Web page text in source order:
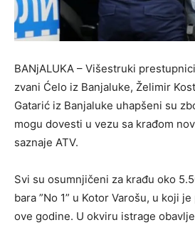
BANjALUKA – Višestruki
zvani Ćelo iz Banjaluke, Želimir
Gatarić iz Banjaluke uhapšeni su
mogu dovesti u vezu sa krađom
saznaje ATV.
Svi su osumnjičeni za krađu oko
bara ”No 1” u Kotor Varošu, u koji
ove godine. U okviru istrage